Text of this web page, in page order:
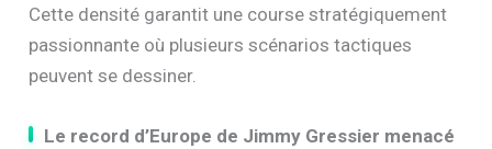
Cette densité garantit une course stratégiquement
passionnante où plusieurs scénarios tactiques
peuvent se dessiner.
Le record d’Europe de Jimmy Gressier menacé